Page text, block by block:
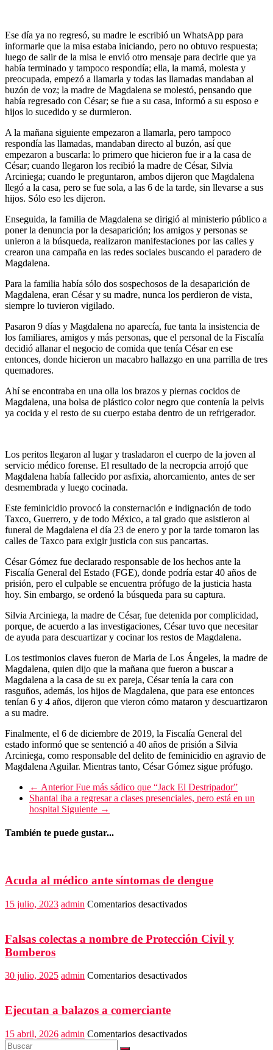
Ese día ya no regresó, su madre le escribió un WhatsApp para
informarle que la misa estaba iniciando, pero no obtuvo respuesta;
luego de salir de la misa le envió otro mensaje para decirle que ya
había terminado y tampoco respondía; ella, la mamá, molesta y
preocupada, empezó a llamarla y todas las llamadas mandaban al
buzón de voz; la madre de Magdalena se molestó, pensando que
había regresado con César; se fue a su casa, informó a su esposo e
hijos lo sucedido y se durmieron.
A la mañana siguiente empezaron a llamarla, pero tampoco
respondía las llamadas, mandaban directo al buzón, así que
empezaron a buscarla: lo primero que hicieron fue ir a la casa de
César; cuando llegaron los recibió la madre de César, Silvia
Arciniega; cuando le preguntaron, ambos dijeron que Magdalena
llegó a la casa, pero se fue sola, a las 6 de la tarde, sin llevarse a sus
hijos. Sólo eso les dijeron.
Enseguida, la familia de Magdalena se dirigió al ministerio público a
poner la denuncia por la desaparición; los amigos y personas se
unieron a la búsqueda, realizaron manifestaciones por las calles y
crearon una campaña en las redes sociales buscando el paradero de
Magdalena.
Para la familia había sólo dos sospechosos de la desaparición de
Magdalena, eran César y su madre, nunca los perdieron de vista,
siempre lo tuvieron vigilado.
Pasaron 9 días y Magdalena no aparecía, fue tanta la insistencia de
los familiares, amigos y más personas, que el personal de la Fiscalía
decidió allanar el negocio de comida que tenía César en ese
entonces, donde hicieron un macabro hallazgo en una parrilla de tres
quemadores.
Ahí se encontraba en una olla los brazos y piernas cocidos de
Magdalena, una bolsa de plástico color negro que contenía la pelvis
ya cocida y el resto de su cuerpo estaba dentro de un refrigerador.
Los peritos llegaron al lugar y trasladaron el cuerpo de la joven al
servicio médico forense. El resultado de la necropcia arrojó que
Magdalena había fallecido por asfixia, ahorcamiento, antes de ser
desmembrada y luego cocinada.
Este feminicidio provocó la consternación e indignación de todo
Taxco, Guerrero, y de todo México, a tal grado que asistieron al
funeral de Magdalena el día 23 de enero y por la tarde tomaron las
calles de Taxco para exigir justicia con sus pancartas.
César Gómez fue declarado responsable de los hechos ante la
Fiscalía General del Estado (FGE), donde podría estar 40 años de
prisión, pero el culpable se encuentra prófugo de la justicia hasta
hoy. Sin embargo, se ordenó la búsqueda para su captura.
Silvia Arciniega, la madre de César, fue detenida por complicidad,
porque, de acuerdo a las investigaciones, César tuvo que necesitar
de ayuda para descuartizar y cocinar los restos de Magdalena.
Los testimonios claves fueron de Maria de Los Ángeles, la madre de
Magdalena, quien dijo que la mañana que fueron a buscar a
Magdalena a la casa de su ex pareja, César tenía la cara con
rasguños, además, los hijos de Magdalena, que para ese entonces
tenían 6 y 4 años, dijeron que vieron cómo mataron y descuartizaron
a su madre.
Finalmente, el 6 de diciembre de 2019, la Fiscalía General del
estado informó que se sentenció a 40 años de prisión a Silvia
Arciniega, como responsable del delito de feminicidio en agravio de
Magdalena Aguilar. Mientras tanto, César Gómez sigue prófugo.
← AnteriorFue más sádico que “Jack El Destripador”
Shantal iba a regresar a clases presenciales, pero está en un
hospital Siguiente →
También te puede gustar...
Acuda al médico ante síntomas de dengue
15 julio, 2023 admin Comentarios desactivadosen
médico
ante
dengue
Falsas colectas a nombre de Protección Civil y
Bomberos
30 julio, 2025 admin Comentarios desactivadosen
de
Ejecutan a balazos a comerciante
15 abril, 2026 admin Comentarios desactivadosen